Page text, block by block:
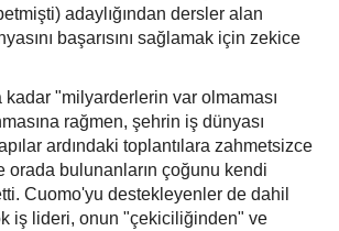
adaylığından dersler alan
başarısını sağlamak için zekice
kadar "milyarderlerin var olmaması
rağmen, şehrin iş dünyası
ardındaki toplantılara zahmetsizce
orada bulunanların çoğunu kendi
Cuomo'yu destekleyenler de dahil
iş lideri, onun "çekiciliğinden" ve